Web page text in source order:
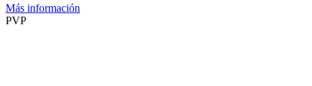
Más información
PVP